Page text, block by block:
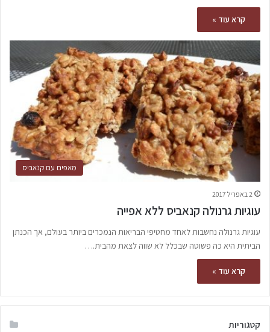
קרא עוד »
מאפים עם קנאביס
2 באפריל 2017
עוגיות גרנולה קנאביס ללא אפייה
עוגיות גרנולה נחשבות לאחד מחטיפי הבריאות הנמכרים ביותר בעולם, אך הכנתן
הביתית היא כה פשוטה שבכלל לא שווה לצאת מהבית.…
קרא עוד »
קטגוריות